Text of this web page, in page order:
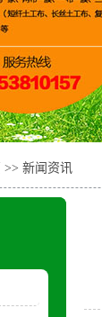
>> 新闻资讯